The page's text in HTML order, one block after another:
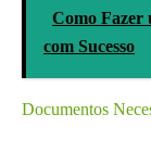
Como
com Sucesso
Documentos